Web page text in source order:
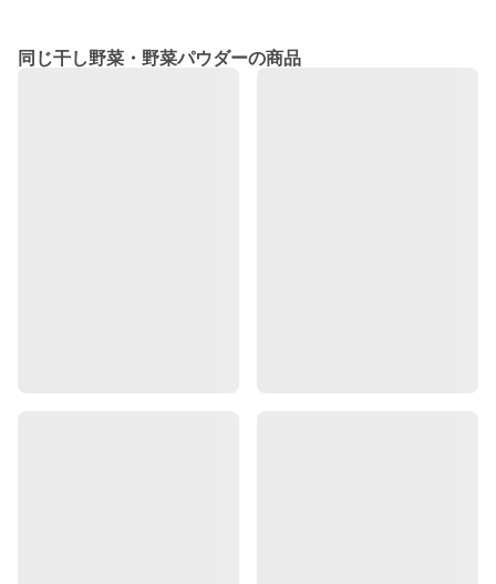
同じ干し野菜・野菜パウダーの商品